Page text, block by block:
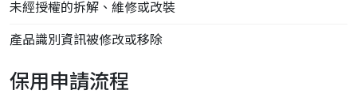
未經授權的拆解、維修或改裝
產品識別資訊被修改或移除
保用申請流程